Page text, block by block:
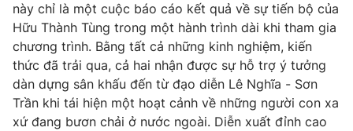
này chỉ là một cuộc báo cáo kết quả về sự tiến bộ của
Hữu Thành Tùng trong một hành trình dài khi tham gia
chương trình. Bằng tất cả những kinh nghiệm, kiến
thức đã trải qua, cả hai nhận được sự hỗ trợ ý tưởng
dàn dựng sân khấu đến từ đạo diễn Lê Nghĩa - Sơn
Trần khi tái hiện một hoạt cảnh về những người con xa
xứ đang bươn chải ở nước ngoài. Diễn xuất đỉnh cao